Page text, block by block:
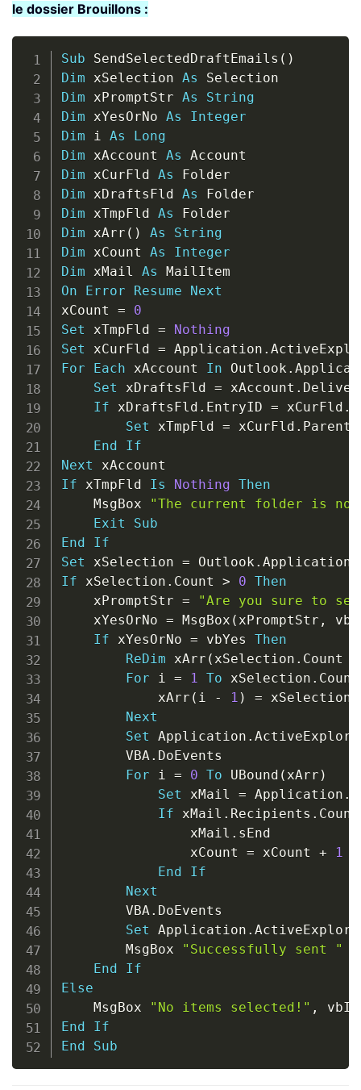
le dossier Brouillons :
Sub SendSelectedDraftEmails ( )
Dim xSelection As
Dim xPromptStr As
String
Dim xYesOrNo As
Integer
Dim i As
Long
Dim xAccount As
Dim xCurFld As
Dim xDraftsFld As
Dim xTmpFld As
Dim xArr ( ) As
String
Dim xCount As
Integer
Dim xMail As
On
Error Resume
Next
xCount =
0
Set xTmpFld =
Nothing
Set xCurFld = Application .
For
Each xAccount In Outlook .
Set xDraftsFld = xAccount .
If xDraftsFld . EntryID = xCurFld .
Set xTmpFld = xCurFld . Parent
End
If
Next
If xTmpFld Is Nothing Then
    MsgBox
"The current folder is
Exit
Sub
End
If
Set xSelection = Outlook . Application
If xSelection . Count > 0 Then
    xPromptStr
=
"Are you sure to
    xYesOrNo
= MsgBox ( xPromptStr ,
If xYesOrNo = vbYes Then
ReDim xArr ( xSelection . Count
For i = 1 To xSelection . Count
            xArr
( i - 1 ) = xSelection
Next
Set Application .
        VBA
. DoEvents
For i = 0 To UBound ( xArr )
Set xMail = Application .
If xMail . Recipients .
                xMail
. sEnd
                xCount
= xCount +
1
End
If
Next
        VBA
. DoEvents
Set Application .
        MsgBox
"Successfully sent "
End
If
Else
    MsgBox
"No items selected!" ,
End
If
End
Sub
Copy